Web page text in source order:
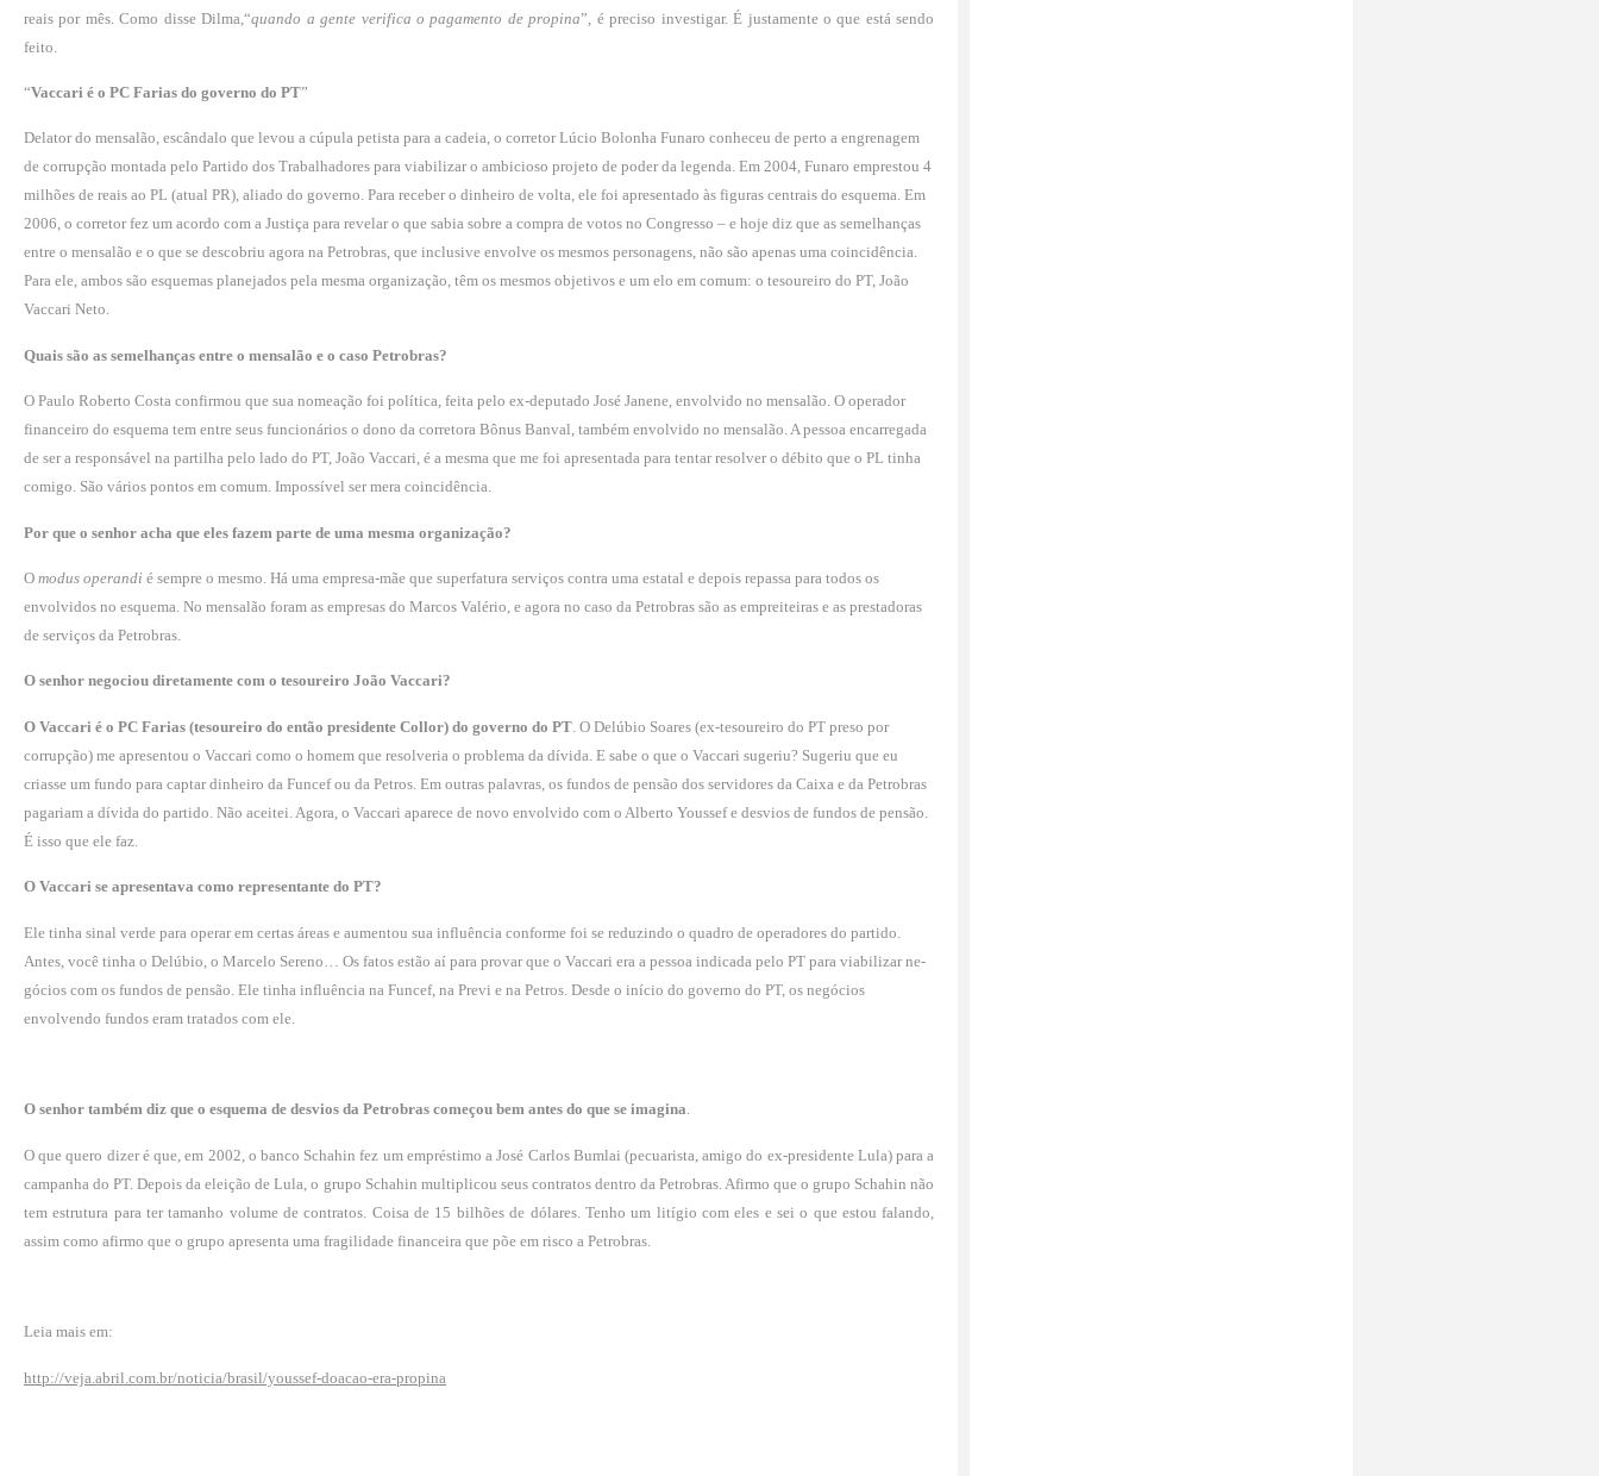
reais por mês. Como disse Dilma,“quando a gente verifica o pagamento de propina”, é preciso investigar. É justamente o que está sendo
feito.
“Vaccari é o PC Farias do governo do PT”
Delator do mensalão, escândalo que levou a cúpula petista para a cadeia, o corretor Lúcio Bolonha Funaro conheceu de perto a engrenagem
de corrupção montada pelo Partido dos Trabalhadores para viabilizar o ambicioso projeto de poder da legenda. Em 2004, Funaro emprestou 4
milhões de reais ao PL (atual PR), aliado do governo. Para receber o dinheiro de volta, ele foi apresentado às figuras centrais do esquema. Em
2006, o corretor fez um acordo com a Justiça para revelar o que sabia sobre a compra de votos no Congresso – e hoje diz que as semelhanças
entre o mensalão e o que se descobriu agora na Petrobras, que inclusive envolve os mesmos personagens, não são apenas uma coincidência.
Para ele, ambos são esquemas planejados pela mesma organização, têm os mesmos objetivos e um elo em comum: o tesoureiro do PT, João
Vaccari Neto.
Quais são as semelhanças entre o mensalão e o caso Petrobras?
O Paulo Roberto Costa confirmou que sua nomeação foi política, feita pelo ex-deputado José Janene, envolvido no mensalão. O operador
financeiro do esquema tem entre seus funcioná­rios o dono da corretora Bônus Banval, também envolvido no mensalão. A pessoa encarregada
de ser a respon­sável na partilha pelo lado do PT, João Vaccari, é a mesma que me foi apre­sentada para tentar resolver o débito que o PL tinha
comigo. São vários pontos em comum. Impossível ser mera coincidência.
Por que o senhor acha que eles fazem parte de uma mesma orga­nização?
O modus operandi é sem­pre o mesmo. Há uma empresa-mãe que superfatura serviços contra uma estatal e depois repassa para todos os
envolvidos no esquema. No men­salão foram as empresas do Marcos Valério, e agora no caso da Petrobras são as empreiteiras e as prestadoras
de serviços da Petrobras.
O senhor negociou diretamente com o tesoureiro João Vaccari?
O Vaccari é o PC Farias (tesoureiro do então presidente Collor) do governo do PT . O Delúbio Soares (ex-tesoureiro do PT preso por
corrupção) me apresentou o Vaccari como o homem que resolveria o problema da dívida. E sabe o que o Vacca­ri sugeriu? Sugeriu que eu
criasse um fun­do para captar dinheiro da Funcef ou da Petros. Em outras palavras, os fundos de pensão dos servidores da Caixa e da Petro­bras
pagariam a dívida do partido. Não aceitei. Agora, o Vaccari aparece de novo envolvido com o Alberto Youssef e desvios de fundos de pensão.
É isso que ele faz.
O Vaccari se apresentava como repre­sentante do PT?
Ele tinha sinal verde para operar em certas áreas e aumentou sua influência conforme foi se reduzindo o qua­dro de operadores do partido.
Antes, você tinha o Delúbio, o Marcelo Sereno… Os fatos estão aí para provar que o Vaccari era a pessoa indicada pelo PT para viabilizar ne­
gócios com os fundos de pensão. Ele tinha influência na Funcef, na Previ e na Petros. Desde o início do governo do PT, os negócios
envolvendo fundos eram tratados com ele.
O senhor também diz que o esquema de desvios da Petrobras começou bem an­tes do que se imagina.
O que quero dizer é que, em 2002, o banco Schahin fez um empréstimo a José Carlos Bumlai (pecua­rista, amigo do ex-presidente Lula) para a
campanha do PT. Depois da eleição de Lu­la, o grupo Schahin multiplicou seus contra­tos dentro da Petrobras. Afirmo que o grupo Schahin não
tem estrutura para ter tama­nho volume de contratos. Coisa de 15 bi­lhões de dólares. Tenho um litígio com eles e sei o que estou falando,
assim como afir­mo que o grupo apresenta uma fragilidade financeira que põe em risco a Petrobras.
Leia mais em:
http://veja.abril.com.br/noticia/brasil/youssef-doacao-era-propina